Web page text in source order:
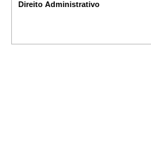
Direito Administrativo